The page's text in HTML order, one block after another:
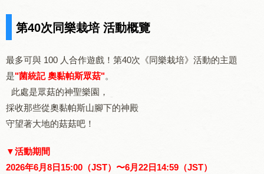
第40次同樂栽培 活動概覽
最多可與 100 人合作遊戲！第40次《同樂栽培》活動的主題
是"菌統記 奧黏帕斯眾菇"。
此處是眾菇的神聖樂園，
採收那些從奧黏帕斯山腳下的神殿
守望著大地的菇菇吧！
▼活動期間
2026年6月8日15:00（JST）〜6月22日14:59（JST）